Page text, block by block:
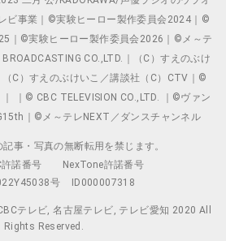
ビ事業｜©実験ヒーロー製作委員会2024｜©
｜©実験ヒーロー製作委員会2026｜©メ～テ
CO.,LTD.｜（C）すえのぶけ
C）すえのぶけいこ／講談社（C）CTV｜©
｜ ｜© CBC TELEVISION CO.,LTD. ｜©ヴァン
｜©メ～テレNEXT／ダンスチャンネル
事・写真の無断転用を禁じます。
諾番号
NexTone許諾番号
号
ID000007318
テレビ, 名古屋テレビ, テレビ愛知 2020 All
Rights Reserved.